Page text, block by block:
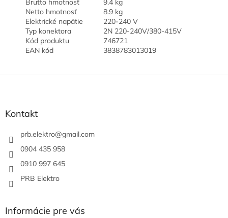
Brutto hmotnosť
9.4 kg
Netto hmotnosť
8.9 kg
Elektrické napätie
220-240 V
Typ konektora
2N 220-240V/380-415V
Kód produktu
746721
EAN kód
3838783013019
Z
Kontakt
prb.elektro@gmail.com
0904 435 958
0910 997 645
PRB Elektro
Informácie pre vás